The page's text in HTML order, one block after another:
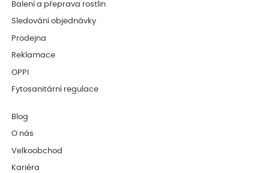
Balení a přeprava rostlin
Sledování objednávky
Prodejna
Reklamace
OPPI
Fytosanitární regulace
Blog
O nás
Velkoobchod
Kariéra